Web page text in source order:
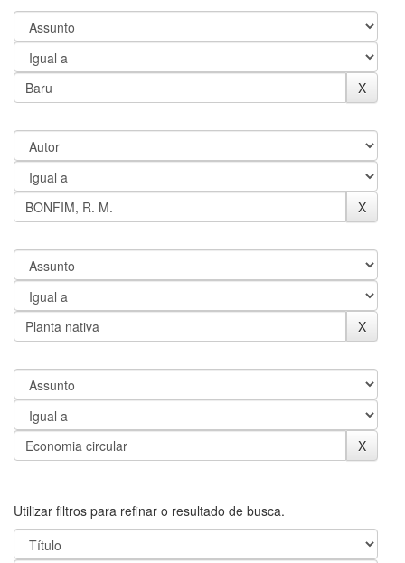
Utilizar filtros para refinar o resultado de busca.